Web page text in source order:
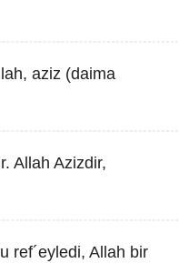
aziz (daima
Allah Azizdir,
ref´eyledi, Allah bir